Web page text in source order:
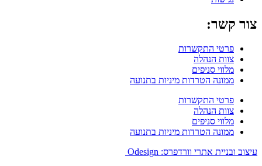
צור קשר:
פרטי התקשרות
צוות הנהלה
מלווי סניפים
ממונה הטרדות מיניות בתנועה
פרטי התקשרות
צוות הנהלה
מלווי סניפים
ממונה הטרדות מיניות בתנועה
עיצוב ובניית אתרי וורדפרס: Odesign